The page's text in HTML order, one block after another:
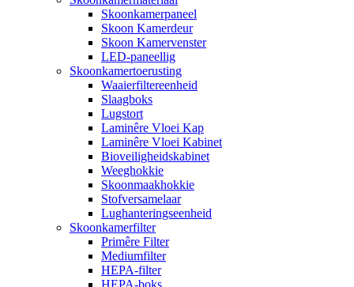
Skoonkamerpaneel
Skoon Kamerdeur
Skoon Kamervenster
LED-paneellig
Skoonkamertoerusting
Waaierfiltereenheid
Slaagboks
Lugstort
Laminêre Vloei Kap
Laminêre Vloei Kabinet
Bioveiligheidskabinet
Weeghokkie
Skoonmaakhokkie
Stofversamelaar
Lughanteringseenheid
Skoonkamerfilter
Primêre Filter
Mediumfilter
HEPA-filter
HEPA-boks